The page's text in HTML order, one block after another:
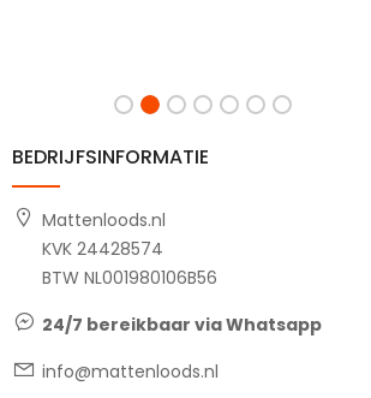
BEDRIJFSINFORMATIE
Mattenloods.nl
KVK 24428574
BTW NL001980106B56
24/7 bereikbaar via Whatsapp
info@mattenloods.nl